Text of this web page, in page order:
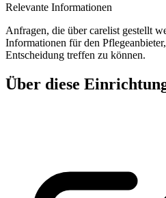
Relevante Informationen
Anfragen, die über carelist gestellt
Informationen für den
Entscheidung treffen zu können.
Über diese